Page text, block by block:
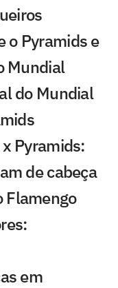
o Pyramids e
Mundial
do Mundial
Pyramids:
de cabeça
Flamengo
em